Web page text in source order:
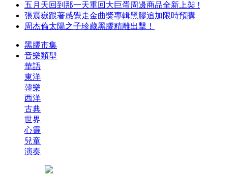
五月天回到那一天重回大巨蛋周邊商品全新上架 !
張震嶽跟著感覺走金曲獎專輯黑膠追加限時預購
周杰倫太陽之子珍藏黑膠精雕出擊！
黑膠市集
音樂類型
華語
東洋
韓樂
西洋
古典
世界
心靈
兒童
演奏